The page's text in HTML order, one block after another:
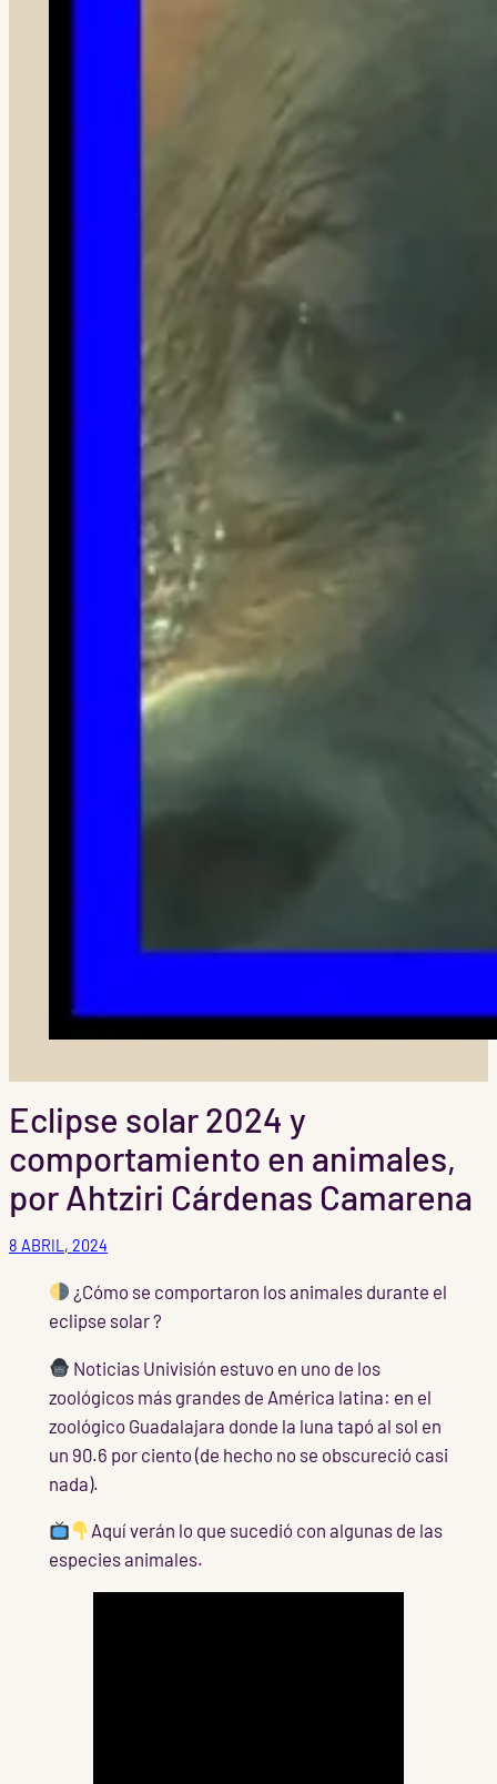
Eclipse solar 2024 y
comportamiento en animales,
por Ahtziri Cárdenas Camarena
8 ABRIL, 2024
¿Cómo se comportaron los animales durante el
eclipse solar ?
Noticias Univisión estuvo en uno de los
zoológicos más grandes de América latina: en el
zoológico Guadalajara donde la luna tapó al sol en
un 90.6 por ciento (de hecho no se obscureció casi
nada).
Aquí verán lo que sucedió con algunas de las
especies animales.